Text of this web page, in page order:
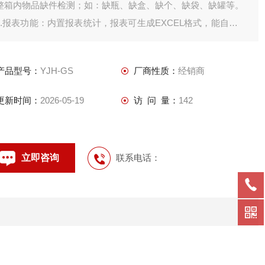
箱内物品缺件检测；如：缺瓶、缺盒、缺个、缺袋、缺罐等。
报表功能：内置报表统计，报表可生成EXCEL格式，能自动生
接口功能：预留标准接口，数据方便管理，可与PC及其它智能
备通讯联网；
品型号： YJH-GS 厂商性质： 经销商
新时间： 2026-05-19 访 问 量： 142
立即咨询 联系电话：